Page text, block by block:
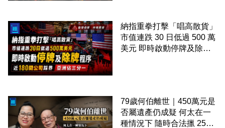
納指重拳打擊「唱高散貨」
市值連跌 30 日低過 500 萬
美元 即時啟動停牌及除牌
79歲何伯離世｜450萬元是
否屬遺產仍成疑 何太在一
種情況下 隨時合法擸 250